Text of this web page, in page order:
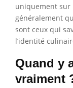
uniquement sur
généralement
sont ceux qui
l’identité
Quand y
vraiment